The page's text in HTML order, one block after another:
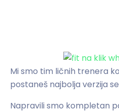
Mi smo tim ličnih trenera
postaneš najbolja verzija
Napravili smo kompletan